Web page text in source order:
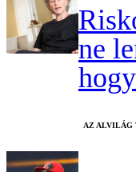
ne
AZ